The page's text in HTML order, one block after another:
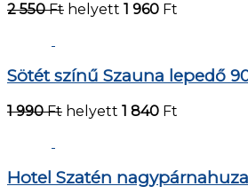
2 550 Ft helyett 1 960 Ft
Sötét színű Szauna lepedő
1 990 Ft helyett 1 840 Ft
Hotel Szatén